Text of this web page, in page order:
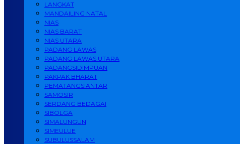
LANGKAT
MANDAILING NATAL
NIAS
NIAS BARAT
NIAS UTARA
PADANG LAWAS
PADANG LAWAS UTARA
PADANGSIDIMPUAN
PAKPAK BHARAT
PEMATANGSIANTAR
SAMOSIR
SERDANG BEDAGAI
SIBOLGA
SIMALUNGUN
SIMEULUE
SUBULUSSALAM